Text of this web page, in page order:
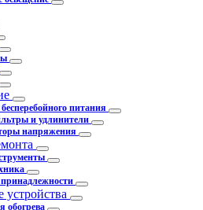
питания
и удлинители
напряжения
устройства
обогрева